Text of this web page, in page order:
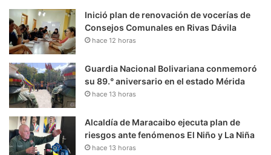
Inició plan de renovación de vocerías de
Consejos Comunales en Rivas Dávila
hace 12 horas
Guardia Nacional Bolivariana conmemoró
su 89.° aniversario en el estado Mérida
hace 13 horas
Alcaldía de Maracaibo ejecuta plan de
riesgos ante fenómenos El Niño y La Niña
hace 13 horas